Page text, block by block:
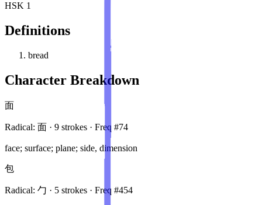
HSK 1
Definitions
bread
Character Breakdown
面
Radical: 面 · 9 strokes · Freq #74
face; surface; plane; side, dimension
包
Radical: 勹 · 5 strokes · Freq #454